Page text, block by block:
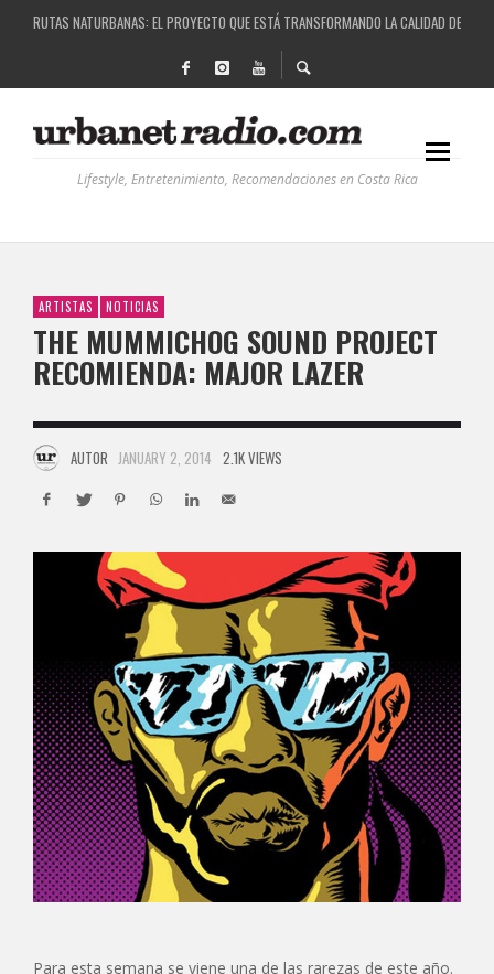
LA HISTORIA DETRÁS DE LA MÚSICA ELECTRÓNICA: BBC RADIOPHONIC WORKSHOP
RECORDANDO LA EXPERIENCIA BPM: UN REVIEW DE LA PRIMERA EDICIÓN QUE
COSTA RICA Y EL BPM FESTIVAL: UNA COMBINACIÓN EXITOSA
Lifestyle, Entretenimiento, Recomendaciones en Costa Rica
ARTISTAS NOTICIAS
THE MUMMICHOG SOUND PROJECT
RECOMIENDA: MAJOR LAZER
AUTOR JANUARY 2, 2014 2.1K VIEWS
Para esta semana se viene una de las rarezas de este año.